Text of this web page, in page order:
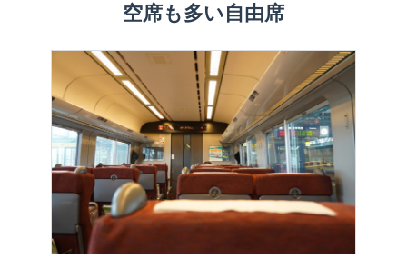
空席も多い自由席